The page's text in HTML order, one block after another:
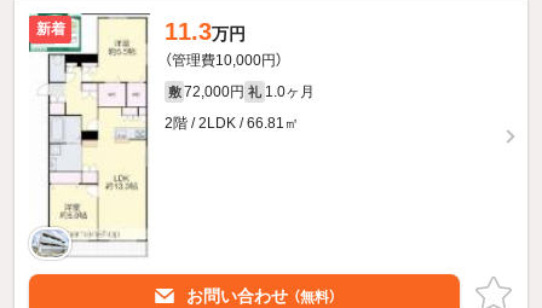
新着 11.3万円
（管理費10,000円）
敷 72,000円 礼 1.0ヶ月
2階 / 2LDK / 66.81㎡
お問い合わせ （無料）